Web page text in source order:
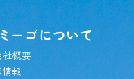
ーゴについて
社概要
情報